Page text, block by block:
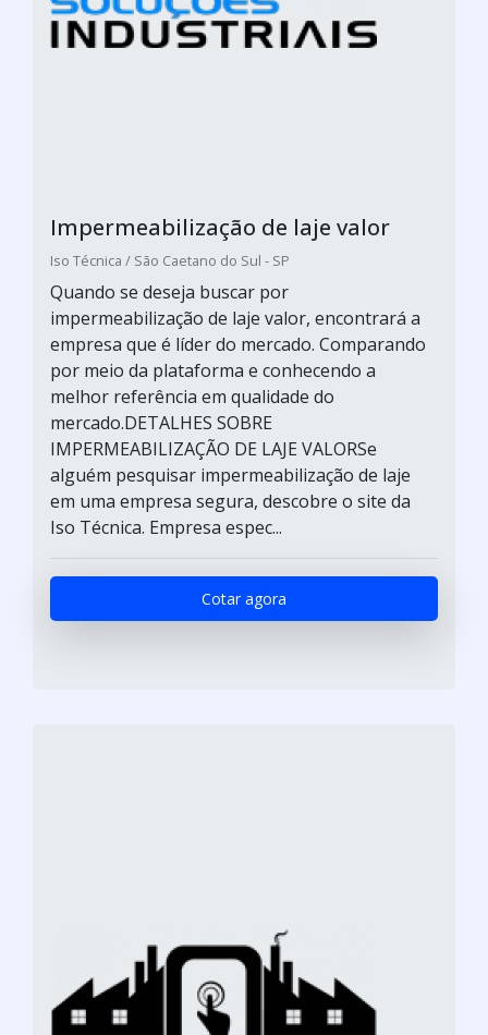
Impermeabilização de laje valor
Iso Técnica / São Caetano do Sul - SP
Quando se deseja buscar por
impermeabilização de laje valor, encontrará a
empresa que é líder do mercado. Comparando
por meio da plataforma e conhecendo a
melhor referência em qualidade do
mercado.DETALHES SOBRE
IMPERMEABILIZAÇÃO DE LAJE VALORSe
alguém pesquisar impermeabilização de laje
em uma empresa segura, descobre o site da
Iso Técnica. Empresa espec...
Cotar agora